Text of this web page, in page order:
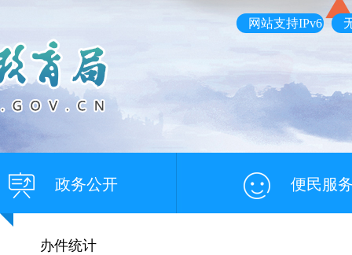
网站支持IPv6
政务公开 便民服
办件统计